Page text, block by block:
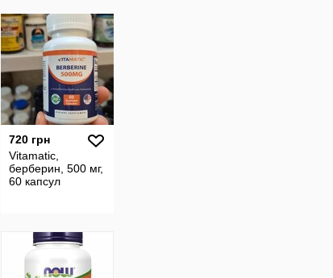
720 грн
Vitamatic,
берберин, 500 мг,
60 капсул